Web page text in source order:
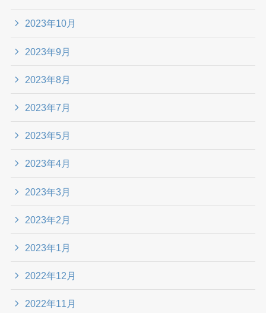
2023年10月
2023年9月
2023年8月
2023年7月
2023年5月
2023年4月
2023年3月
2023年2月
2023年1月
2022年12月
2022年11月